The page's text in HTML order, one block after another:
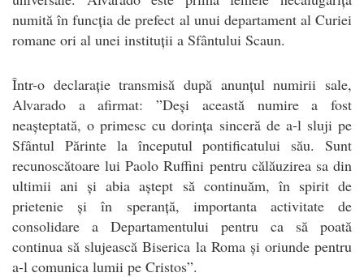
numită în funcția de prefect al unui departament al Curiei
romane ori al unei instituții a Sfântului Scaun.
Într-o declarație transmisă după anunțul numirii sale,
Alvarado a afirmat: ”Deși această numire a fost
neașteptată, o primesc cu dorința sinceră de a-l sluji pe
Sfântul Părinte la începutul pontificatului său. Sunt
recunoscătoare lui Paolo Ruffini pentru călăuzirea sa din
ultimii ani și abia aștept să continuăm, în spirit de
prietenie și în speranță, importanta activitate de
consolidare a Departamentului pentru ca să poată
continua să slujească Biserica la Roma și oriunde pentru
a-l comunica lumii pe Cristos”.